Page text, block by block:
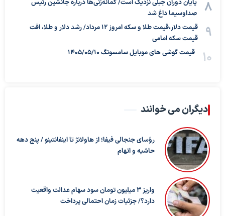
پایان دوران جبلی نزدیک است/ گمانه‌زنی‌ها درباره جانشین رئیس
صداوسیما داغ شد
قیمت دلار،قیمت طلا و سکه امروز ۱۲ مرداد/ رشد دلار و طلا، افت
قیمت سکه امامی
قیمت گوشی های موبایل سامسونگ 1405/05/10
دیگران می خوانند
رؤسای جنجالی فیفا؛ از هاولانژ تا اینفانتینو / پنج دهه
حاشیه و اتهام
واریز ۳ میلیون تومان سود سهام عدالت واقعیت
دارد؟/ جزئیات زمان احتمالی پرداخت